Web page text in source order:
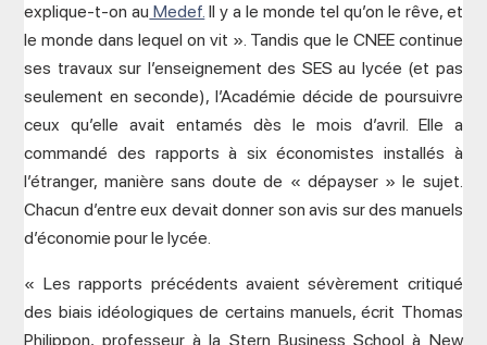
explique-t-on au Medef. Il y a le monde tel qu’on le rêve, et
le monde dans lequel on vit ». Tandis que le CNEE continue
ses travaux sur l’enseignement des SES au lycée (et pas
seulement en seconde), l’Académie décide de poursuivre
ceux qu’elle avait entamés dès le mois d’avril. Elle a
commandé des rapports à six économistes installés à
l’étranger, manière sans doute de « dépayser » le sujet.
Chacun d’entre eux devait donner son avis sur des manuels
d’économie pour le lycée.
« Les rapports précédents avaient sévèrement critiqué
des biais idéologiques de certains manuels, écrit Thomas
Philippon, professeur à la Stern Business School à New